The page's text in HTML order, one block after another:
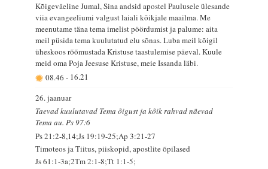
Kõigeväeline Jumal, Sina andsid apostel Paulusele ülesande
viia evangeeliumi valgust laiali kõikjale maailma. Me
meenutame täna tema imelist pöördumist ja palume: aita
meil püsida tema kuulutatud elu sõnas. Luba meil kõigil
üheskoos rõõmustada Kristuse taastulemise päeval. Kuule
meid oma Poja Jeesuse Kristuse, meie Issanda läbi.
08.46- 16.21
26. jaanuar
Taevad kuulutavad Tema õigust ja kõik rahvad näevad
Tema au. Ps 97:6
Ps 21:2-8,14;Js 19:19-25;Ap 3:21-27
Timoteos ja Tiitus, piiskopid, apostlite õpilased
Js 61:1-3a;2Tm 2:1-8;Tt 1:1-5;